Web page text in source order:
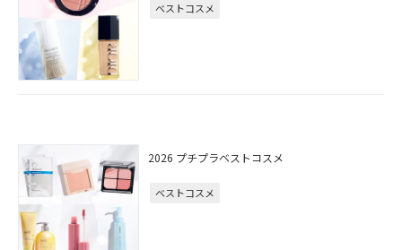
ベストコスメ
2026 プチプラベストコスメ
ベストコスメ